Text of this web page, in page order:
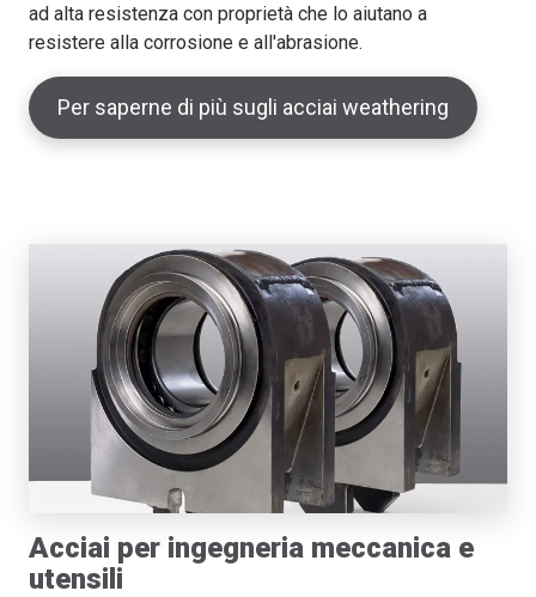
ad alta resistenza con proprietà che lo aiutano a
resistere alla corrosione e all'abrasione.
Per saperne di più sugli acciai weathering
Acciai per ingegneria meccanica e
utensili